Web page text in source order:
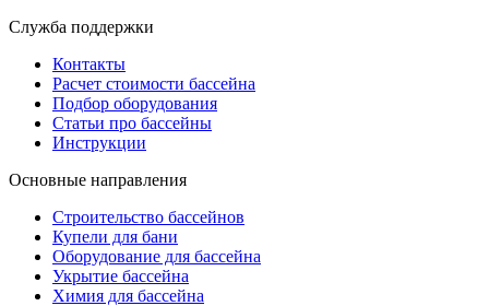
Служба поддержки
Контакты
Расчет стоимости бассейна
Подбор оборудования
Статьи про бассейны
Инструкции
Основные направления
Строительство бассейнов
Купели для бани
Оборудование для бассейна
Укрытие бассейна
Химия для бассейна